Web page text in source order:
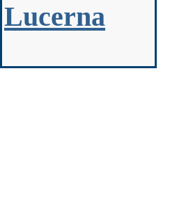
Lucerna